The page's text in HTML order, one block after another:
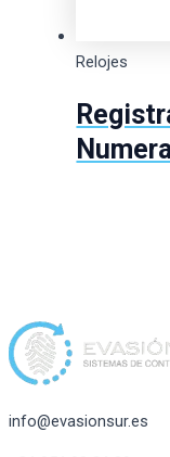
Relojes
info@evasionsur.es